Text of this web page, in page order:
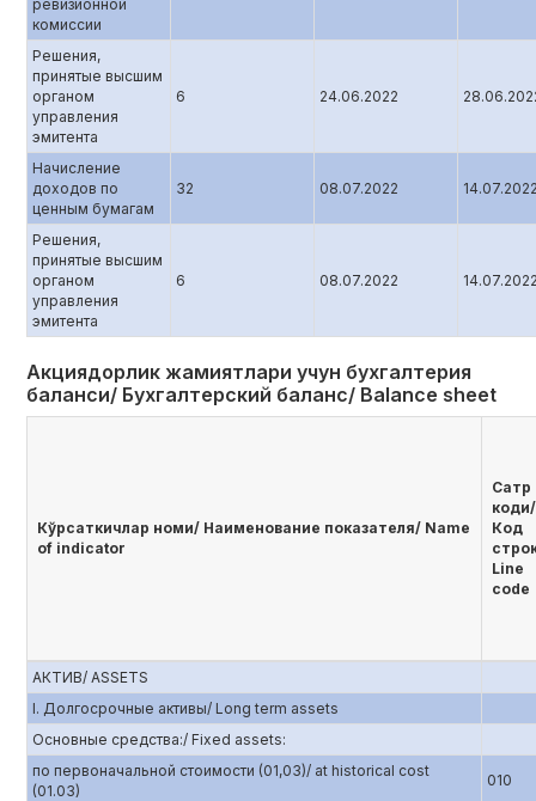
ревизионной
комиссии
Решения,
принятые высшим
органом
управления
эмитента
6 24.06.2022
Начисление
доходов по
ценным бумагам
32 08.07.2022
Решения,
принятые высшим
органом
управления
эмитента
6 08.07.2022
Акциядорлик жамиятлари учун бухгалтерия
баланси/ Бухгалтерский баланс/ Balance sheet
Кўрсаткичлар номи/ Наименование показателя/ Name
of indicator
Сатр
коди/
Код
Line
code
АКТИВ/ ASSETS
I. Долгосрочные активы/ Long term assets
Основные средства:/ Fixed assets:
по первоначальной стоимости (01,03)/ at historical cost
(01.03)
010